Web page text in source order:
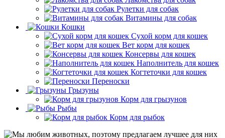
Рулетки для собак
Витамины для собак
Кошки
Сухой корм для кошек
Вет корм для кошек
Консервы для кошек
Наполнитель для кошек
Когтеточки для кошек
Переноски
Грызуны
Корм для грызунов
Рыбы
Корм для рыбок